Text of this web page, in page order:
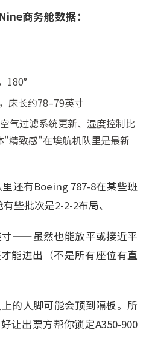
商务舱数据：
180°
床长约78–79英寸
气过滤系统更新、湿度控制比
"精致感"在埃航机队里是最新
还有Boeing 787-8在某些班
些批次是2-2-2布局、
寸——虽然也能放平或接近平
能进出（不是所有座位有直
的人脚可能会顶到隔板。所
让出票方帮你锁定A350-900